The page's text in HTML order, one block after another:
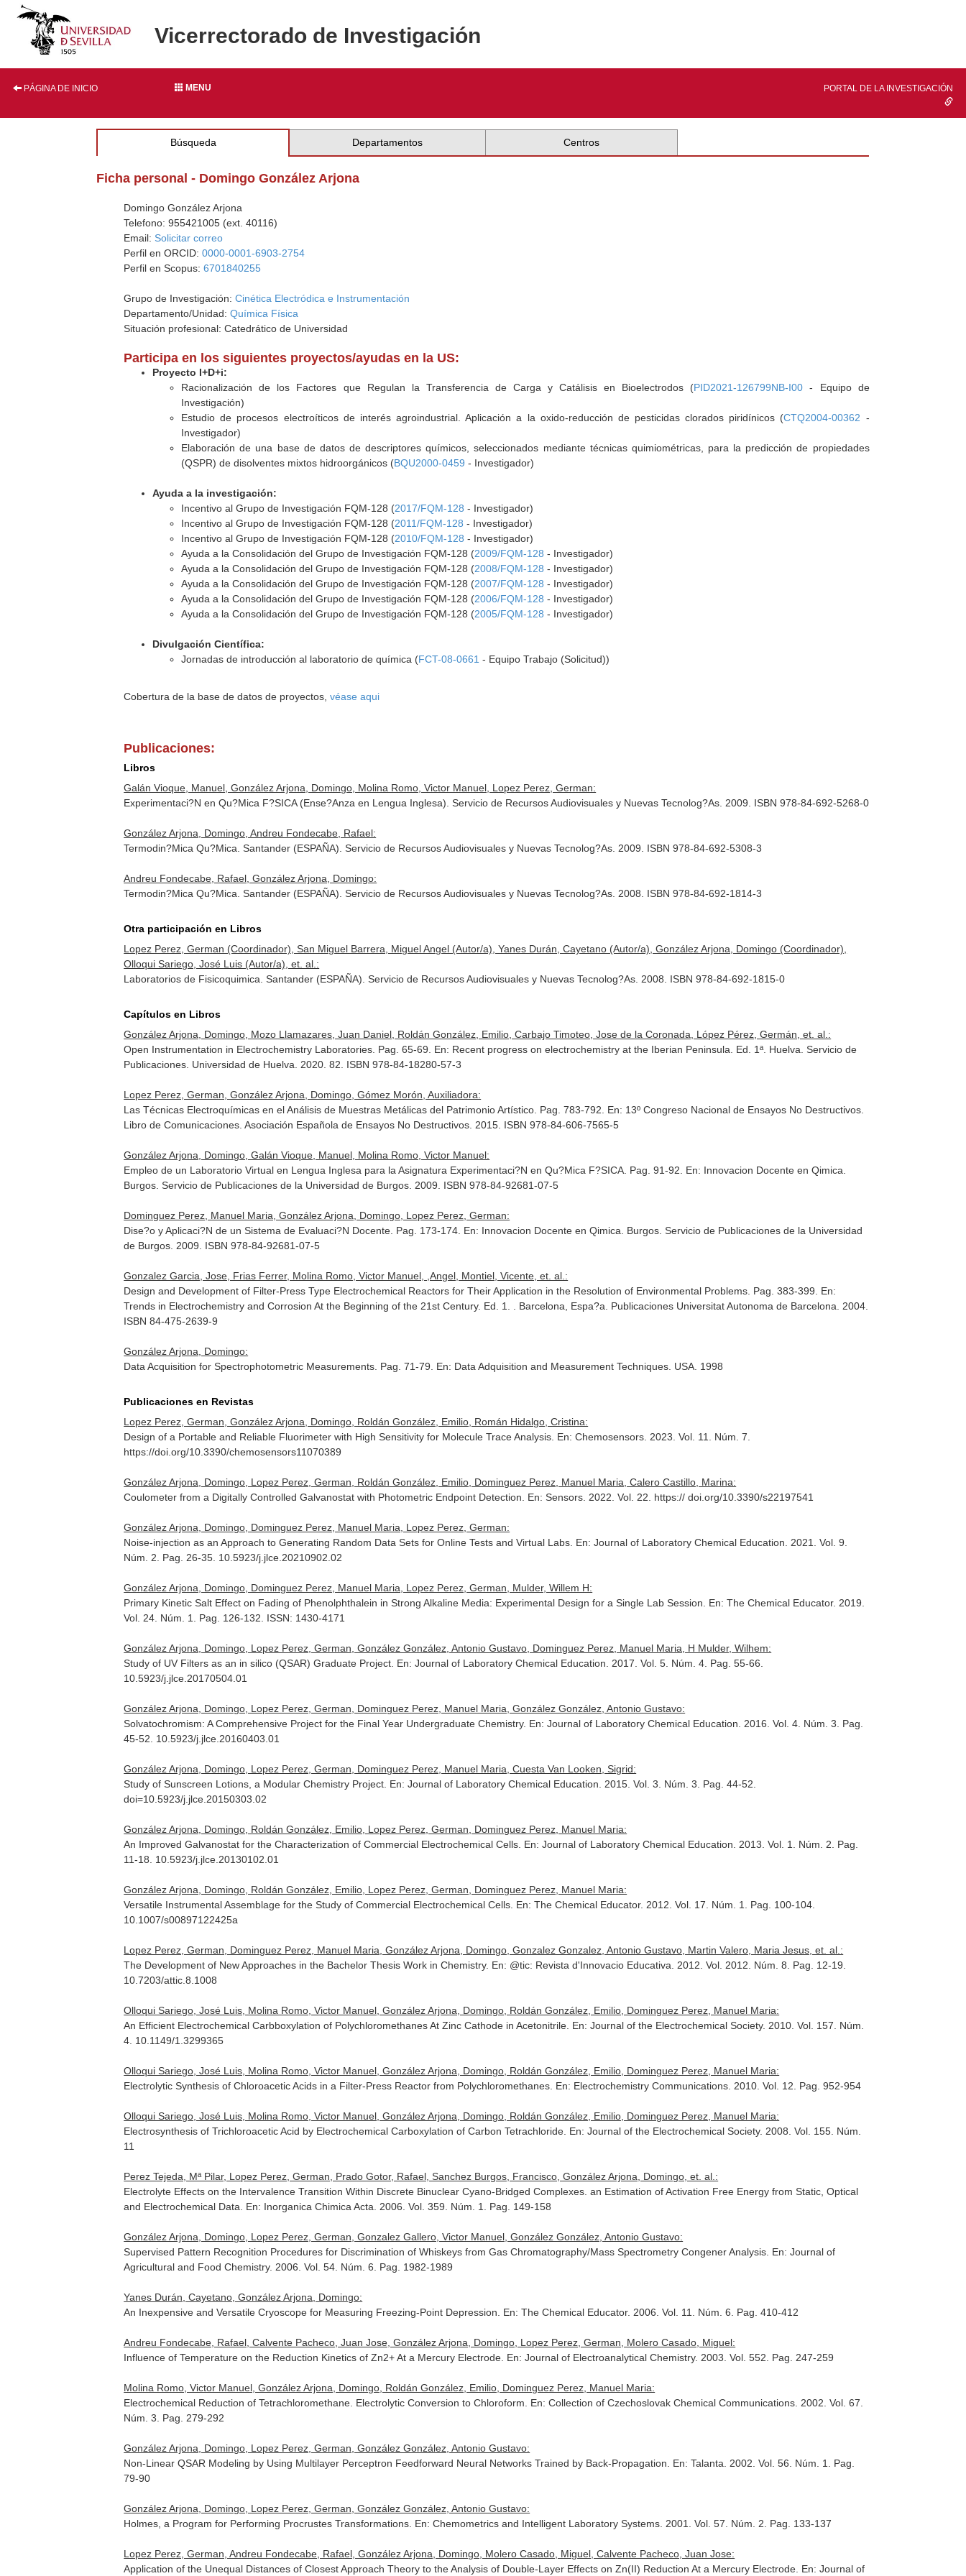
Vicerrectorado de Investigación
PÁGINA DE INICIO MENU PORTAL DE LA INVESTIGACIÓN
Búsqueda Departamentos Centros
Ficha personal - Domingo González Arjona
Domingo González Arjona
Telefono: 955421005 (ext. 40116)
Email: Solicitar correo
Perfil en ORCID:0000-0001-6903-2754
Perfil en Scopus:6701840255
Grupo de Investigación:Cinética Electródica e Instrumentación
Departamento/Unidad:Química Física
Situación profesional: Catedrático de Universidad
Participa en los siguientes proyectos/ayudas en la US:
Proyecto I+D+i:
Racionalización de los Factores que Regulan la Transferencia de Carga y Catálisis en Bioelectrodos (PID2021-126799NB-I00 - Equipo de
Investigación)
Estudio de procesos electroíticos de interés agroindustrial. Aplicación a la oxido-reducción de pesticidas clorados piridínicos (CTQ2004-00362 -
Investigador)
Elaboración de una base de datos de descriptores químicos, seleccionados mediante técnicas quimiométricas, para la predicción de propiedades
(QSPR) de disolventes mixtos hidroorgánicos (BQU2000-0459 - Investigador)
Ayuda a la investigación:
Incentivo al Grupo de Investigación FQM-128 (2017/FQM-128 - Investigador)
Incentivo al Grupo de Investigación FQM-128 (2011/FQM-128 - Investigador)
Incentivo al Grupo de Investigación FQM-128 (2010/FQM-128 - Investigador)
Ayuda a la Consolidación del Grupo de Investigación FQM-128 (2009/FQM-128 - Investigador)
Ayuda a la Consolidación del Grupo de Investigación FQM-128 (2008/FQM-128 - Investigador)
Ayuda a la Consolidación del Grupo de Investigación FQM-128 (2007/FQM-128 - Investigador)
Ayuda a la Consolidación del Grupo de Investigación FQM-128 (2006/FQM-128 - Investigador)
Ayuda a la Consolidación del Grupo de Investigación FQM-128 (2005/FQM-128 - Investigador)
Divulgación Científica:
Jornadas de introducción al laboratorio de química (FCT-08-0661 - Equipo Trabajo (Solicitud))
Cobertura de la base de datos de proyectos,véase aqui
Publicaciones:
Libros
Galán Vioque, Manuel, González Arjona, Domingo, Molina Romo, Victor Manuel, Lopez Perez, German:
Experimentaci?N en Qu?Mica F?SICA (Ense?Anza en Lengua Inglesa). Servicio de Recursos Audiovisuales y Nuevas Tecnolog?As. 2009. ISBN 978-84-692-5268-0
González Arjona, Domingo, Andreu Fondecabe, Rafael:
Termodin?Mica Qu?Mica. Santander (ESPAÑA). Servicio de Recursos Audiovisuales y Nuevas Tecnolog?As. 2009. ISBN 978-84-692-5308-3
Andreu Fondecabe, Rafael, González Arjona, Domingo:
Termodin?Mica Qu?Mica. Santander (ESPAÑA). Servicio de Recursos Audiovisuales y Nuevas Tecnolog?As. 2008. ISBN 978-84-692-1814-3
Otra participación en Libros
Lopez Perez, German (Coordinador), San Miguel Barrera, Miguel Angel (Autor/a), Yanes Durán, Cayetano (Autor/a), González Arjona, Domingo (Coordinador),
Olloqui Sariego, José Luis (Autor/a), et. al.:
Laboratorios de Fisicoquimica. Santander (ESPAÑA). Servicio de Recursos Audiovisuales y Nuevas Tecnolog?As. 2008. ISBN 978-84-692-1815-0
Capítulos en Libros
González Arjona, Domingo, Mozo Llamazares, Juan Daniel, Roldán González, Emilio, Carbajo Timoteo, Jose de la Coronada, López Pérez, Germán, et. al.:
Open Instrumentation in Electrochemistry Laboratories. Pag. 65-69. En: Recent progress on electrochemistry at the Iberian Peninsula . Ed. 1ª. Huelva. Servicio de
Publicaciones. Universidad de Huelva. 2020. 82. ISBN 978-84-18280-57-3
Lopez Perez, German, González Arjona, Domingo, Gómez Morón, Auxiliadora:
Las Técnicas Electroquímicas en el Análisis de Muestras Metálicas del Patrimonio Artístico. Pag. 783-792. En: 13º Congreso Nacional de Ensayos No Destructivos.
Libro de Comunicaciones . Asociación Española de Ensayos No Destructivos. 2015. ISBN 978-84-606-7565-5
González Arjona, Domingo, Galán Vioque, Manuel, Molina Romo, Victor Manuel:
Empleo de un Laboratorio Virtual en Lengua Inglesa para la Asignatura Experimentaci?N en Qu?Mica F?SICA. Pag. 91-92. En: Innovacion Docente en Qimica
Burgos. Servicio de Publicaciones de la Universidad de Burgos. 2009. ISBN 978-84-92681-07-5
Dominguez Perez, Manuel Maria, González Arjona, Domingo, Lopez Perez, German:
Dise?o y Aplicaci?N de un Sistema de Evaluaci?N Docente. Pag. 173-174. En: Innovacion Docente en Qimica . Burgos. Servicio de Publicaciones de la Universidad
de Burgos. 2009. ISBN 978-84-92681-07-5
Gonzalez Garcia, Jose, Frias Ferrer, Molina Romo, Victor Manuel, ,Angel, Montiel, Vicente, et. al.:
Design and Development of Filter-Press Type Electrochemical Reactors for Their Application in the Resolution of Environmental Problems. Pag. 383-399. En:
Trends in Electrochemistry and Corrosion At the Beginning of the 21st Century. Ed. 1. . Barcelona, Espa?a. Publicaciones Universitat Autonoma de Barcelona. 2004.
ISBN 84-475-2639-9
González Arjona, Domingo:
Data Acquisition for Spectrophotometric Measurements. Pag. 71-79. En: Data Adquisition and Measurement Techniques . USA. 1998
Publicaciones en Revistas
Lopez Perez, German, González Arjona, Domingo, Roldán González, Emilio, Román Hidalgo, Cristina:
Design of a Portable and Reliable Fluorimeter with High Sensitivity for Molecule Trace Analysis. En: Chemosensors . 2023. Vol. 11. Núm. 7.
https://doi.org/10.3390/chemosensors11070389
González Arjona, Domingo, Lopez Perez, German, Roldán González, Emilio, Dominguez Perez, Manuel Maria, Calero Castillo, Marina:
Coulometer from a Digitally Controlled Galvanostat with Photometric Endpoint Detection. En: Sensors . 2022. Vol. 22. https:// doi.org/10.3390/s22197541
González Arjona, Domingo, Dominguez Perez, Manuel Maria, Lopez Perez, German:
Noise-injection as an Approach to Generating Random Data Sets for Online Tests and Virtual Labs. En: Journal of Laboratory Chemical Education . 2021. Vol. 9.
Núm. 2. Pag. 26-35. 10.5923/j.jlce.20210902.02
González Arjona, Domingo, Dominguez Perez, Manuel Maria, Lopez Perez, German, Mulder, Willem H:
Primary Kinetic Salt Effect on Fading of Phenolphthalein in Strong Alkaline Media: Experimental Design for a Single Lab Session. En: The Chemical Educator. 2019.
Vol. 24. Núm. 1. Pag. 126-132. ISSN: 1430-4171
González Arjona, Domingo, Lopez Perez, German, González González, Antonio Gustavo, Dominguez Perez, Manuel Maria, H Mulder, Wilhem:
Study of UV Filters as an in silico (QSAR) Graduate Project. En: Journal of Laboratory Chemical Education . 2017. Vol. 5. Núm. 4. Pag. 55-66.
10.5923/j.jlce.20170504.01
González Arjona, Domingo, Lopez Perez, German, Dominguez Perez, Manuel Maria, González González, Antonio Gustavo:
Solvatochromism: A Comprehensive Project for the Final Year Undergraduate Chemistry. En: Journal of Laboratory Chemical Education . 2016. Vol. 4. Núm. 3. Pag.
45-52. 10.5923/j.jlce.20160403.01
González Arjona, Domingo, Lopez Perez, German, Dominguez Perez, Manuel Maria, Cuesta Van Looken, Sigrid:
Study of Sunscreen Lotions, a Modular Chemistry Project. En: Journal of Laboratory Chemical Education . 2015. Vol. 3. Núm. 3. Pag. 44-52.
doi=10.5923/j.jlce.20150303.02
González Arjona, Domingo, Roldán González, Emilio, Lopez Perez, German, Dominguez Perez, Manuel Maria:
An Improved Galvanostat for the Characterization of Commercial Electrochemical Cells. En: Journal of Laboratory Chemical Education . 2013. Vol. 1. Núm. 2. Pag.
11-18. 10.5923/j.jlce.20130102.01
González Arjona, Domingo, Roldán González, Emilio, Lopez Perez, German, Dominguez Perez, Manuel Maria:
Versatile Instrumental Assemblage for the Study of Commercial Electrochemical Cells. En: The Chemical Educator. 2012. Vol. 17. Núm. 1. Pag. 100-104.
10.1007/s00897122425a
Lopez Perez, German, Dominguez Perez, Manuel Maria, González Arjona, Domingo, Gonzalez Gonzalez, Antonio Gustavo, Martin Valero, Maria Jesus, et. al.:
The Development of New Approaches in the Bachelor Thesis Work in Chemistry. En: @tic: Revista d'Innovacio Educativa . 2012. Vol. 2012. Núm. 8. Pag. 12-19.
10.7203/attic.8.1008
Olloqui Sariego, José Luis, Molina Romo, Victor Manuel, González Arjona, Domingo, Roldán González, Emilio, Dominguez Perez, Manuel Maria:
An Efficient Electrochemical Carbboxylation of Polychloromethanes At Zinc Cathode in Acetonitrile. En: Journal of the Electrochemical Society. 2010. Vol. 157. Núm.
4. 10.1149/1.3299365
Olloqui Sariego, José Luis, Molina Romo, Victor Manuel, González Arjona, Domingo, Roldán González, Emilio, Dominguez Perez, Manuel Maria:
Electrolytic Synthesis of Chloroacetic Acids in a Filter-Press Reactor from Polychloromethanes. En: Electrochemistry Communications . 2010. Vol. 12. Pag. 952-954
Olloqui Sariego, José Luis, Molina Romo, Victor Manuel, González Arjona, Domingo, Roldán González, Emilio, Dominguez Perez, Manuel Maria:
Electrosynthesis of Trichloroacetic Acid by Electrochemical Carboxylation of Carbon Tetrachloride. En: Journal of the Electrochemical Society. 2008. Vol. 155. Núm.
11
Perez Tejeda, Mª Pilar, Lopez Perez, German, Prado Gotor, Rafael, Sanchez Burgos, Francisco, González Arjona, Domingo, et. al.:
Electrolyte Effects on the Intervalence Transition Within Discrete Binuclear Cyano-Bridged Complexes. an Estimation of Activation Free Energy from Static, Optical
and Electrochemical Data. En: Inorganica Chimica Acta . 2006. Vol. 359. Núm. 1. Pag. 149-158
González Arjona, Domingo, Lopez Perez, German, Gonzalez Gallero, Victor Manuel, González González, Antonio Gustavo:
Supervised Pattern Recognition Procedures for Discrimination of Whiskeys from Gas Chromatography/Mass Spectrometry Congener Analysis. En: Journal of
Agricultural and Food Chemistry. 2006. Vol. 54. Núm. 6. Pag. 1982-1989
Yanes Durán, Cayetano, González Arjona, Domingo:
An Inexpensive and Versatile Cryoscope for Measuring Freezing-Point Depression. En: The Chemical Educator. 2006. Vol. 11. Núm. 6. Pag. 410-412
Andreu Fondecabe, Rafael, Calvente Pacheco, Juan Jose, González Arjona, Domingo, Lopez Perez, German, Molero Casado, Miguel:
Influence of Temperature on the Reduction Kinetics of Zn2+ At a Mercury Electrode. En: Journal of Electroanalytical Chemistry. 2003. Vol. 552. Pag. 247-259
Molina Romo, Victor Manuel, González Arjona, Domingo, Roldán González, Emilio, Dominguez Perez, Manuel Maria:
Electrochemical Reduction of Tetrachloromethane. Electrolytic Conversion to Chloroform. En: Collection of Czechoslovak Chemical Communications . 2002. Vol. 67.
Núm. 3. Pag. 279-292
González Arjona, Domingo, Lopez Perez, German, González González, Antonio Gustavo:
Non-Linear QSAR Modeling by Using Multilayer Perceptron Feedforward Neural Networks Trained by Back-Propagation. En: Talanta . 2002. Vol. 56. Núm. 1. Pag.
79-90
González Arjona, Domingo, Lopez Perez, German, González González, Antonio Gustavo:
Holmes, a Program for Performing Procrustes Transformations. En: Chemometrics and Intelligent Laboratory Systems . 2001. Vol. 57. Núm. 2. Pag. 133-137
Lopez Perez, German, Andreu Fondecabe, Rafael, González Arjona, Domingo, Molero Casado, Miguel, Calvente Pacheco, Juan Jose:
Application of the Unequal Distances of Closest Approach Theory to the Analysis of Double-Layer Effects on Zn(II) Reduction At a Mercury Electrode. En: Journal of